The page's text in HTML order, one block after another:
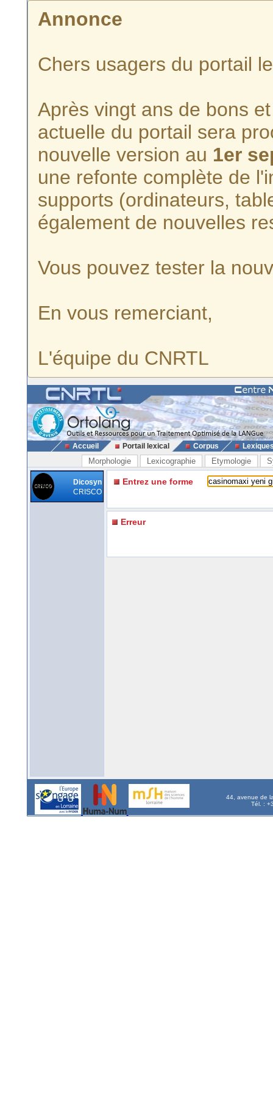
Annonce
Chers usagers du portail
Après vingt ans de bons
actuelle du portail sera
nouvelle version au 1er
une refonte complète de
supports (ordinateurs,
également de nouvelles
Vous pouvez tester la
En vous remerciant,
L'équipe du CNRTL
Accueil Portail lexical Corpus
Morphologie Lexicographie Etymologie
Dicosyn
CRISCO
Entrez une forme
Erreur
44, avenue de
Tél. :